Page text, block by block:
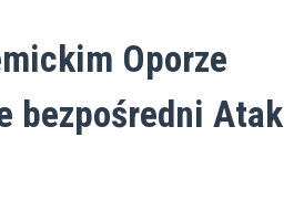
Oporze
bezpośredni Atak